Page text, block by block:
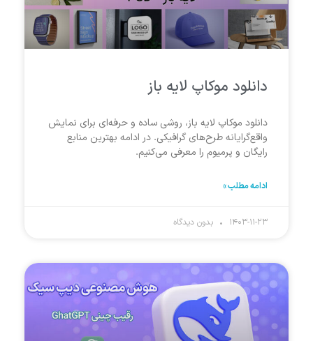
دانلود موکاپ لایه باز
دانلود موکاپ لایه باز، روشی ساده و حرفه‌ای برای نمایش
واقع‌گرایانه طرح‌های گرافیکی. در ادامه بهترین منابع
رایگان و پرمیوم را معرفی می‌کنیم.
ادامه مطلب »
۱۴۰۳-۱۱-۲۳ بدون دیدگاه